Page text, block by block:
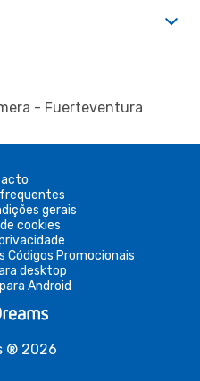
- Fuerteventura
gerais
cookies
Códigos Promocionais
desktop
Android
® 2026